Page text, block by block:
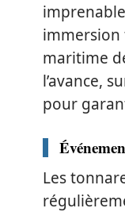
immersion
maritime
l’avance,
pour
Les